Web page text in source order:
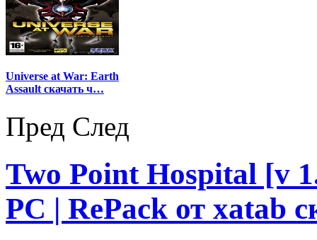
Universe at War: Earth
Assault скачать ч…
Пред След
Two Point Hospital [v
PC | RePack от xatab